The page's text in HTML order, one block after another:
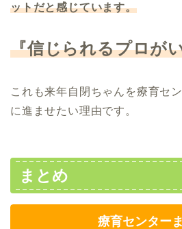
ットだと感じています。
『信じられるプロが
これも来年自閉ちゃんを療育セ
に進ませたい理由です。
まとめ
療育センター